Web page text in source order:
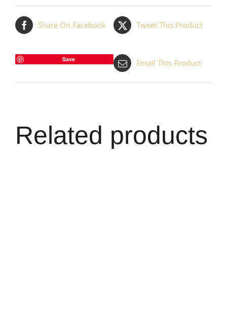
Share On Facebook Tweet This Product
Save Email This Product
Related products